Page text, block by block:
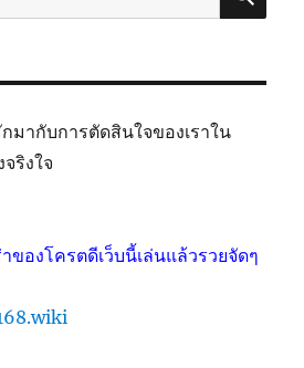
มากับการตัดสินใจของเราใน
ริงใจ
ของโครตดีเว็บนี้เล่นแล้วรวยจัดๆ